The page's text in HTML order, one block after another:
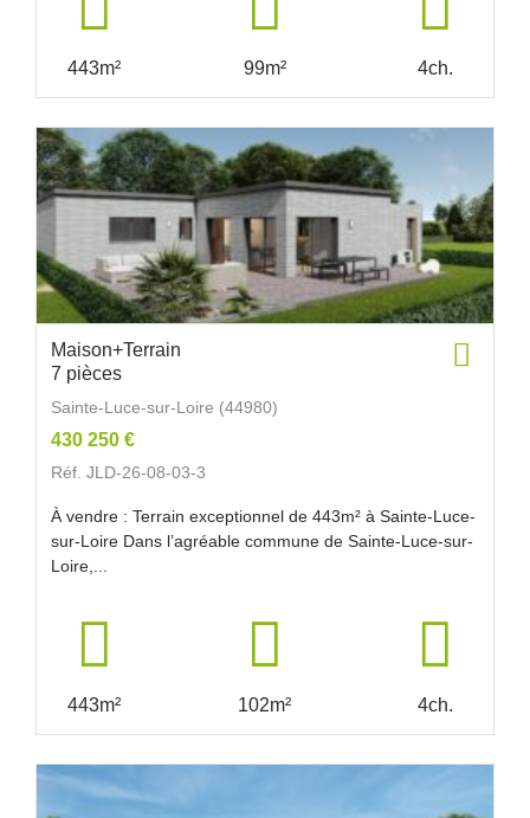
443m² 99m² 4ch.
Maison+Terrain
7 pièces
Sainte-Luce-sur-Loire (44980)
430 250 €
Réf. JLD-26-08-03-3
À vendre : Terrain exceptionnel de 443m² à Sainte-Luce-
sur-Loire Dans l’agréable commune de Sainte-Luce-sur-
Loire,...
443m² 102m² 4ch.